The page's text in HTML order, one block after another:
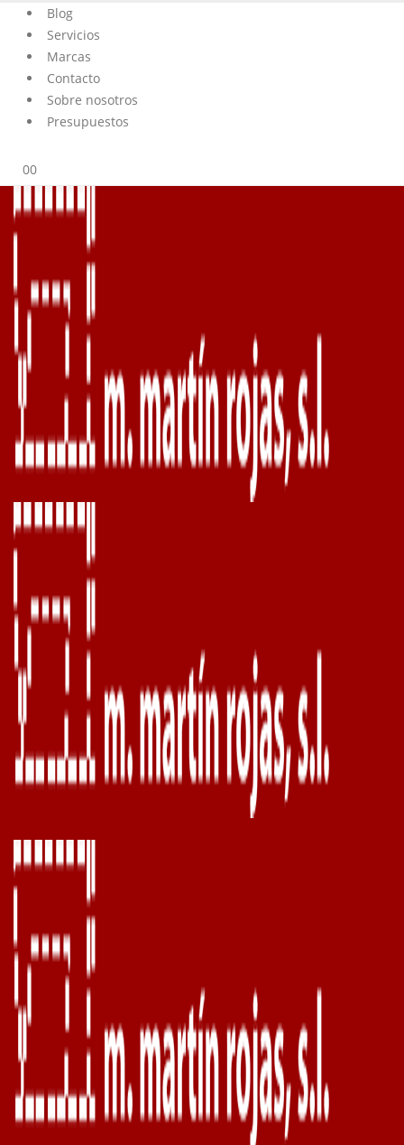
Blog
Servicios
Marcas
Contacto
Sobre nosotros
Presupuestos
00